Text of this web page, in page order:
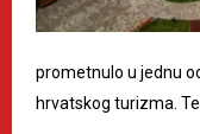
prometnulo u jednu
hrvatskog turizma.